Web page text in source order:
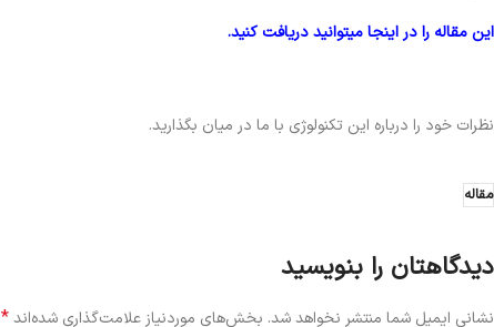
این مقاله را در اینجا میتوانید دریافت کنید.
نظرات خود را درباره این تکنولوژی با ما در میان بگذارید.
مقاله
دیدگاهتان را بنویسید
نشانی ایمیل شما منتشر نخواهد شد. بخش‌های موردنیاز علامت‌گذاری شده‌اند*